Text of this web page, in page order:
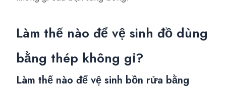
Làm thế nào để vệ sinh đồ dùng
bằng thép không gỉ?
Làm thế nào để vệ sinh bồn rửa bằng